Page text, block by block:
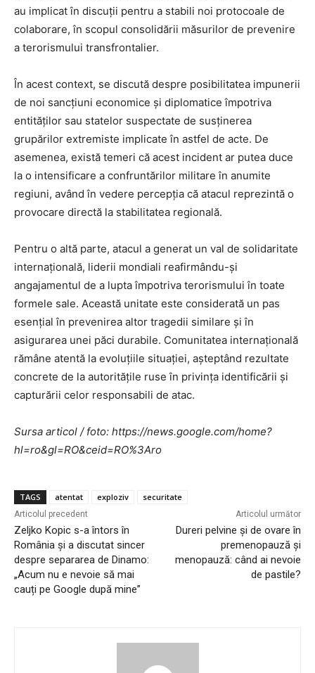
au implicat în discuții pentru a stabili noi protocoale de
colaborare, în scopul consolidării măsurilor de prevenire
a terorismului transfrontalier.
În acest context, se discută despre posibilitatea impunerii
de noi sancțiuni economice și diplomatice împotriva
entităților sau statelor suspectate de susținerea
grupărilor extremiste implicate în astfel de acte. De
asemenea, există temeri că acest incident ar putea duce
la o intensificare a confruntărilor militare în anumite
regiuni, având în vedere percepția că atacul reprezintă o
provocare directă la stabilitatea regională.
Pentru o altă parte, atacul a generat un val de solidaritate
internațională, liderii mondiali reafirmându-și
angajamentul de a lupta împotriva terorismului în toate
formele sale. Această unitate este considerată un pas
esențial în prevenirea altor tragedii similare și în
asigurarea unei păci durabile. Comunitatea internațională
rămâne atentă la evoluțiile situației, așteptând rezultate
concrete de la autoritățile ruse în privința identificării și
capturării celor responsabili de atac.
Sursa articol / foto: https://news.google.com/home?
hl=ro&gl=RO&ceid=RO%3Aro
TAGS atentat exploziv securitate
Articolul precedent
Zeljko Kopic s-a întors în
România și a discutat sincer
despre separarea de Dinamo:
„Acum nu e nevoie să mai
cauți pe Google după mine”
Articolul următor
Dureri pelvine și de ovare în
premenopauză și
menopauză: când ai nevoie
de pastile?